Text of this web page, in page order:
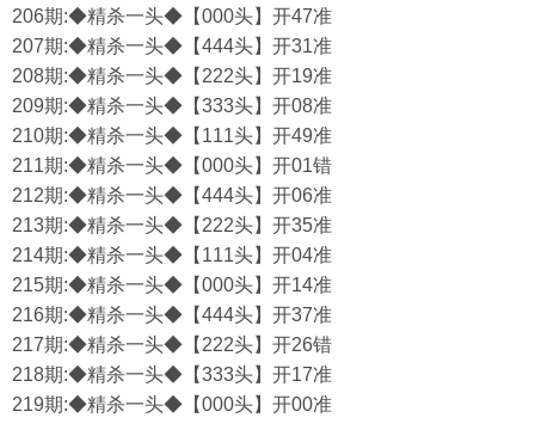
206期:◆精杀一头◆【000头】开47准
207期:◆精杀一头◆【444头】开31准
208期:◆精杀一头◆【222头】开19准
209期:◆精杀一头◆【333头】开08准
210期:◆精杀一头◆【111头】开49准
211期:◆精杀一头◆【000头】开01错
212期:◆精杀一头◆【444头】开06准
213期:◆精杀一头◆【222头】开35准
214期:◆精杀一头◆【111头】开04准
215期:◆精杀一头◆【000头】开14准
216期:◆精杀一头◆【444头】开37准
217期:◆精杀一头◆【222头】开26错
218期:◆精杀一头◆【333头】开17准
219期:◆精杀一头◆【000头】开00准